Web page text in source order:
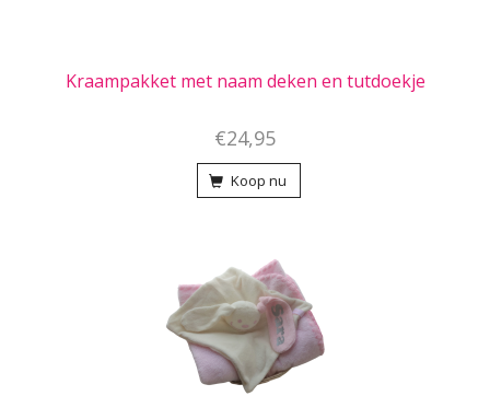
Kraampakket met naam deken en tutdoekje
€24,95
Koop nu